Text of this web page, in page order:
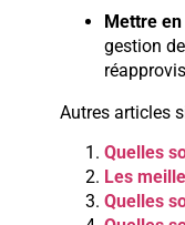
Mettre
gestion
Autres articles
Quelles
Les
Quelles